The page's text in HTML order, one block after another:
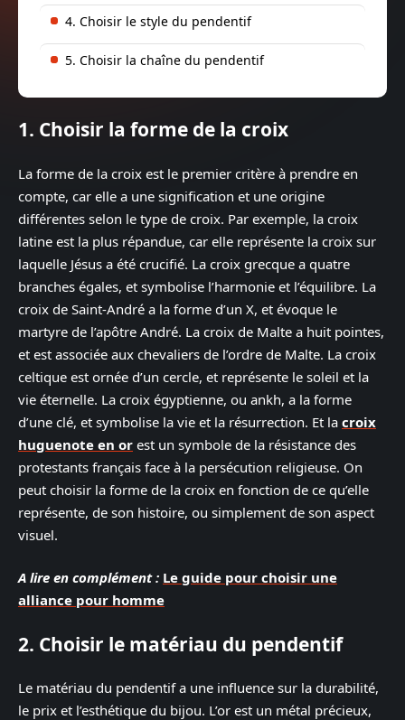
4. Choisir le style du pendentif
5. Choisir la chaîne du pendentif
1. Choisir la forme de la croix
La forme de la croix est le premier critère à prendre en
compte, car elle a une signification et une origine
différentes selon le type de croix. Par exemple, la croix
latine est la plus répandue, car elle représente la croix sur
laquelle Jésus a été crucifié. La croix grecque a quatre
branches égales, et symbolise l’harmonie et l’équilibre. La
croix de Saint-André a la forme d’un X, et évoque le
martyre de l’apôtre André. La croix de Malte a huit pointes,
et est associée aux chevaliers de l’ordre de Malte. La croix
celtique est ornée d’un cercle, et représente le soleil et la
vie éternelle. La croix égyptienne, ou ankh, a la forme
d’une clé, et symbolise la vie et la résurrection. Et la croix
huguenote en or est un symbole de la résistance des
protestants français face à la persécution religieuse. On
peut choisir la forme de la croix en fonction de ce qu’elle
représente, de son histoire, ou simplement de son aspect
visuel.
A lire en complément : Le guide pour choisir une
alliance pour homme
2. Choisir le matériau du pendentif
Le matériau du pendentif a une influence sur la durabilité,
le prix et l’esthétique du bijou. L’or est un métal précieux,